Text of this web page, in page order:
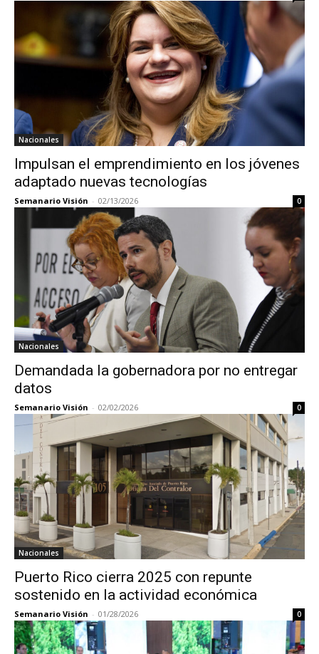
Nacionales
Impulsan el emprendimiento en los jóvenes
adaptado nuevas tecnologías
Semanario Visión - 02/13/2026 0
Nacionales
Demandada la gobernadora por no entregar
datos
Semanario Visión - 02/02/2026 0
Nacionales
Puerto Rico cierra 2025 con repunte
sostenido en la actividad económica
Semanario Visión - 01/28/2026 0